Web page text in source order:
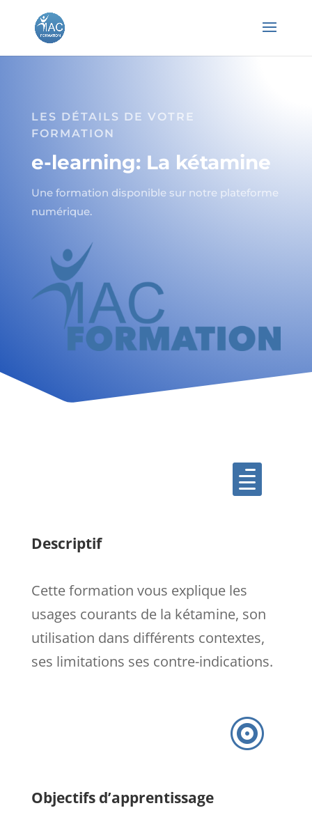
LES DÉTAILS DE VOTRE
FORMATION
e-learning: La kétamine
Une formation disponible sur notre plateforme
numérique.

Descriptif
Cette formation vous explique les
usages courants de la kétamine, son
utilisation dans différents contextes,
ses limitations ses contre-indications.

Objectifs d’apprentissage